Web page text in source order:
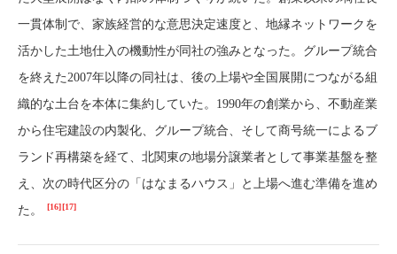
一貫体制で、家族経営的な意思決定速度と、地縁ネットワークを
活かした土地仕入の機動性が同社の強みとなった。グループ統合
を終えた2007年以降の同社は、後の上場や全国展開につながる組
織的な土台を本体に集約していた。1990年の創業から、不動産業
から住宅建設の内製化、グループ統合、そして商号統一によるブ
ランド再構築を経て、北関東の地場分譲業者として事業基盤を整
え、次の時代区分の「はなまるハウス」と上場へ進む準備を進め
た。
[16][17]